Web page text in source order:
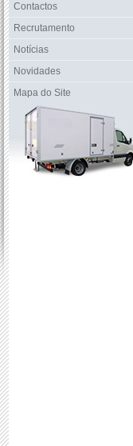
Contactos
Recrutamento
Notícias
Novidades
Mapa do Site